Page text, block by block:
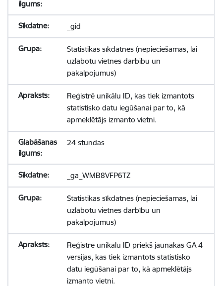
_gid
Statistikas sīkdatnes (nepieciešamas, lai
uzlabotu vietnes darbību un
pakalpojumus)
Reģistrē unikālu ID, kas tiek izmantots
statistisko datu iegūšanai par to, kā
apmeklētājs izmanto vietni.
24 stundas
_ga_WMB8VFP6TZ
Statistikas sīkdatnes (nepieciešamas, lai
uzlabotu vietnes darbību un
pakalpojumus)
Reģistrē unikālu ID priekš jaunākās GA 4
versijas, kas tiek izmantots statistisko
datu iegūšanai par to, kā apmeklētājs
izmanto vietni.